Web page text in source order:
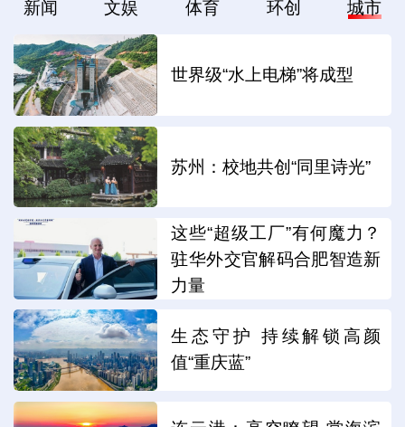
新闻 文娱 体育 环创 城市
世界级“水上电梯”将成型
苏州：校地共创“同里诗光”
这些“超级工厂”有何魔力？
驻华外交官解码合肥智造新
力量
生态守护 持续解锁高颜
值“重庆蓝”